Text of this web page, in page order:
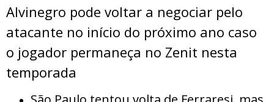
Alvinegro pode voltar a negociar pelo
atacante no início do próximo ano caso
o jogador permaneça no Zenit nesta
temporada